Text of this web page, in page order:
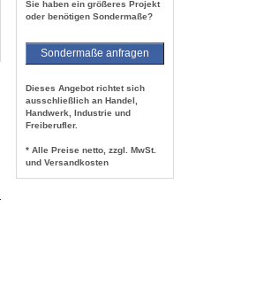
Sie haben ein größeres Projekt
oder benötigen Sondermaße?
Sondermaße anfragen
Dieses Angebot richtet sich
ausschließlich an Handel,
Handwerk, Industrie und
Freiberufler.
* Alle Preise netto, zzgl. MwSt.
und Versandkosten